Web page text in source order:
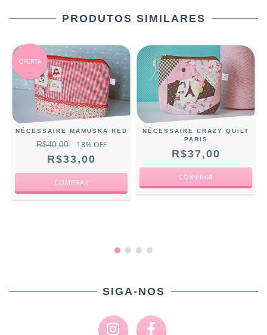
PRODUTOS SIMILARES
OFERTA
NÉCESSAIRE MAMUSKA RED
R$40,00 18% OFF
R$33,00
NÉCESSAIRE CRAZY QUILT
PARIS
R$37,00
SIGA-NOS